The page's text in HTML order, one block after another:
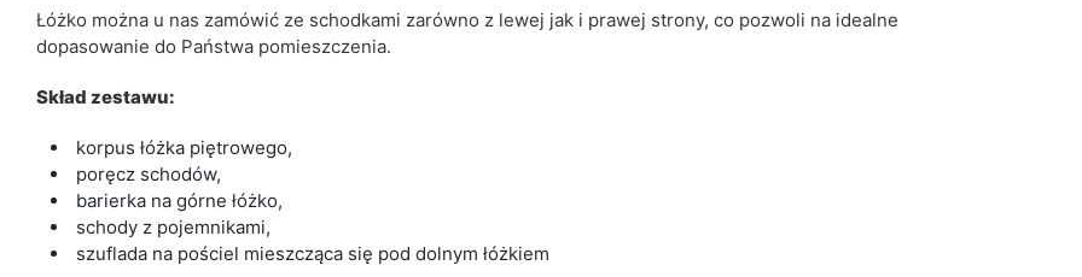
Łóżko można u nas zamówić ze schodkami zarówno z lewej jak i prawej strony, co pozwoli na idealne
dopasowanie do Państwa pomieszczenia.
Skład zestawu:
korpus łóżka piętrowego,
poręcz schodów,
barierka na górne łóżko,
schody z pojemnikami,
szuflada na pościel mieszcząca się pod dolnym łóżkiem